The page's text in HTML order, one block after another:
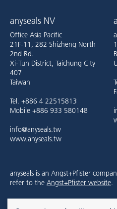
anyseals NV
Office Asia Pacific
21F-11, 282 Shizheng North
2nd Rd.
Xi-Tun District, Taichung City
407
Taiwan
Tel. +886 4 22515813
Mobile +886 933 580148
info@anyseals.tw
www.anyseals.tw
anyseals is an Angst+Pfister
refer to the Angst+Pfister website.